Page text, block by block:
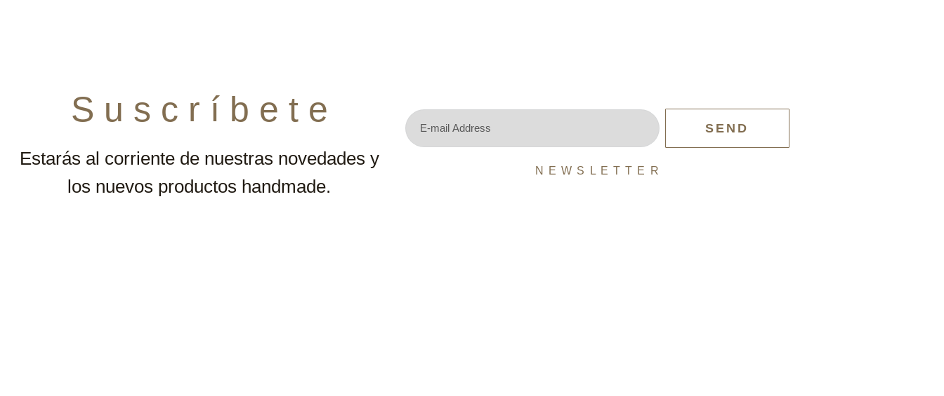
S u s c r í b e t e
Estarás al corriente de nuestras novedades y
los nuevos productos handmade.
SEND
N E W S L E T T E R